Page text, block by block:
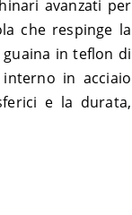
avanzati per
che respinge la
in teflon di
in acciaio
e la durata,